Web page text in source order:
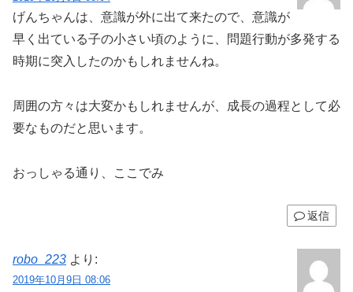
げんちゃんは、意識が外に出て来たので、意識が
早く出ている子の小さい頃のように、問題行動が多発する
時期に突入したのかもしれませんね。
周囲の方々は大変かもしれませんが、成長の過程として必
要なものだと思います。
おっしゃる通り、ここでみ
返信
robo_223 より:
2019年10月9日 08:06